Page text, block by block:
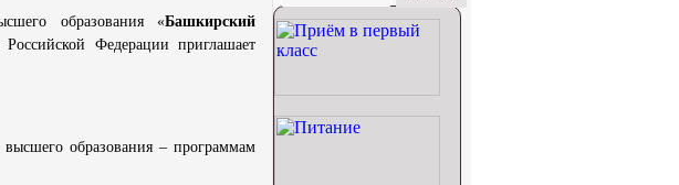
образования «Башкирский
Федерации приглашает
образования – программам